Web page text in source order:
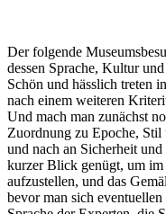
Der folgende
dessen Sprache, Kultur
Schön und hässlich treten
nach einem weiteren
Und mach man zunächst
Zuordnung zu Epoche, Stil
und nach an Sicherheit
kurzer Blick genügt, um
aufzustellen, und das
bevor man sich